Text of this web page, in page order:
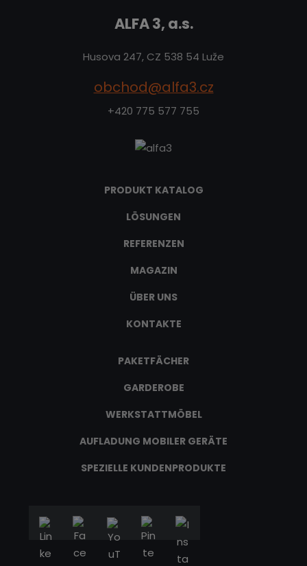
ALFA 3, a.s.
Husova 247, CZ 538 54 Luže
obchod@alfa3.cz
+420 775 577 755
PRODUKT KATALOG
LÖSUNGEN
REFERENZEN
MAGAZIN
ÜBER UNS
KONTAKTE
PAKETFÄCHER
GARDEROBE
WERKSTATTMÖBEL
AUFLADUNG MOBILER GERÄTE
SPEZIELLE KUNDENPRODUKTE